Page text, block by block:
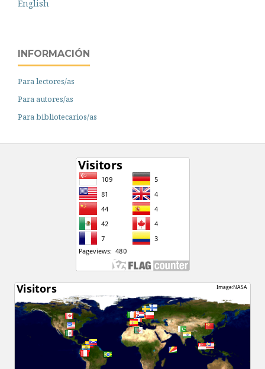
English
INFORMACIÓN
Para lectores/as
Para autores/as
Para bibliotecarios/as